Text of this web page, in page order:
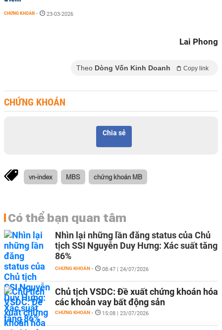
CHỨNG KHOÁN - 23-03-2026
Lai Phong
Theo Dòng Vốn Kinh Doanh Copy link
CHỨNG KHOÁN
Chia sẻ
vn-index MBS chứng khoán MB
Có thể bạn quan tâm
Nhìn lại những lần đăng status của Chủ
tịch SSI Nguyễn Duy Hưng: Xác suất tăng
86%
CHỨNG KHOÁN - 08:47 | 24/07/2026
Chủ tịch VSDC: Đề xuất chứng khoán hóa
các khoản vay bất động sản
CHỨNG KHOÁN - 15:08 | 23/07/2026